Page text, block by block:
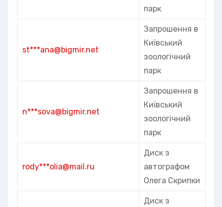
парк
st***ana@bigmir.net
Запрошення в
Київський
зоологічний
парк
n***sova@bigmir.net
Запрошення в
Київський
зоологічний
парк
rody***olia@mail.ru
Диск з
автографом
Олега Скрипки
Диск з